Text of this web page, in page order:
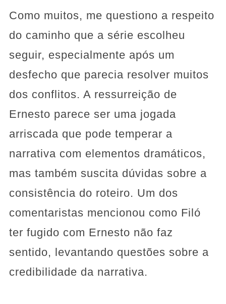
Como muitos, me questiono a respeito
do caminho que a série escolheu
seguir, especialmente após um
desfecho que parecia resolver muitos
dos conflitos. A ressurreição de
Ernesto parece ser uma jogada
arriscada que pode temperar a
narrativa com elementos dramáticos,
mas também suscita dúvidas sobre a
consistência do roteiro. Um dos
comentaristas mencionou como Filó
ter fugido com Ernesto não faz
sentido, levantando questões sobre a
credibilidade da narrativa.